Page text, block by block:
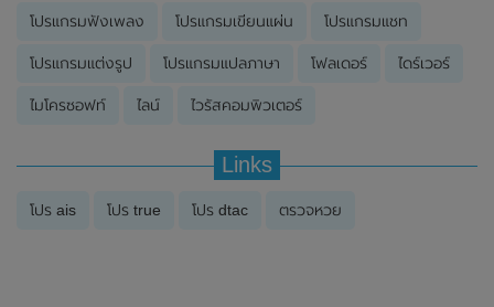
โปรแกรมฟังเพลง โปรแกรมเขียนแผ่น โปรแกรมแชท
โปรแกรมแต่งรูป โปรแกรมแปลภาษา โฟลเดอร์ ไดร์เวอร์
ไมโครซอฟท์ ไลน์ ไวรัสคอมพิวเตอร์
Links
โปร ais โปร true โปร dtac ตรวจหวย